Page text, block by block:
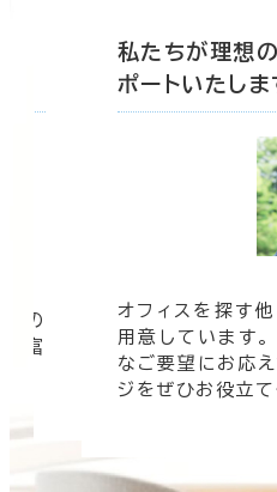
の
豊富
私たちが理想
ポートいたしま
オフィスを探す
用意しています
なご要望にお応
ジをぜひお役立て